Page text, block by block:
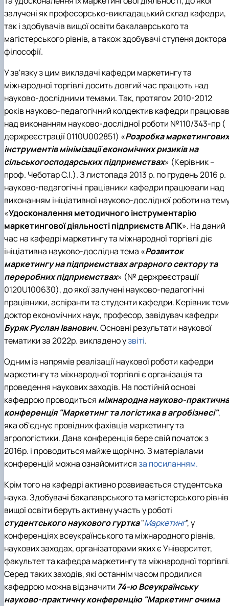
залучені як професорсько-викладацький склад кафедри,
так і здобувачів вищої освіти бакалаврського та
магістерського рівнів, а також здобувачі ступеня доктора
філософії.
У зв'язку з цим викладачі кафедри маркетингу та
міжнародної торгівлі досить довгий час працють над
науково-дослідними темами. Так, протягом 2010-2012
років науково-педагогічний колдектив кафедри працював
над виконанням науково-дослідної роботи №110/343-пр (
держреєстрації 0110U002851) «Розробка маркетингових
інструментів мінімізації економічних ризиків на
сільськогосподарських підприємствах» (Керівник –
проф. Чеботар С.І.). З листопада 2013 р. по грудень 2016 р.
науково-педагогічні працівники кафедри працювали над
виконанням ініціативної науково-дослідної роботи на
«Удосконалення методичного інструментарію
маркетингової діяльності підприємств АПК». На даний
час на кафедрі маркетингу та міжнародної торгівлі діє
ініціативна науково-дослідна тема «Розвиток
маркетингу на підприємствах аграрного сектору та
переробних підприємствах» (№держреєстрації
0120U100630), до якої залучені науково-педагогічні
працівники, аспіранти та студенти кафедри. Керівник
доктор економічних наук, професор, завідувач кафедри
Буряк Руслан Іванович.Основні результати наукової
тематики за 2022р. викладено узвіті.
Одним із напрямів реалізації наукової роботи кафедри
маркетингу та міжнародної торгівлі є організація та
проведення наукових заходів. На постійній основі
кафедрою проводиться міжнародна науково-практична
конференція "Маркетинг та логістика в агробізнесі",
яка об'єднує провідних фахівців маркетингу та
агрологістики. Дана конференція бере свій початок з
2016р. і проводиться майже щорічно. З матеріалами
конференцій можна ознайомитисяза посиланням.
Крім того на кафедрі активно розвивається студентська
наука. Здобувачі бакалаврського та магістерського рівнів
вищої освіти беруть активну участь у роботі
студентського наукового гуртка"Маркетинг", у
конференціях всеукраїнського та міжнародного рівнів,
наукових заходах, організаторами яких є Університет,
факультет та кафедра маркетингу та міжнародної
Серед таких заходів, які останнім часом продилися
кафедрою можна відзначити 74-ю Всеукраїнську
науково-практичну конференцію "Маркетинг очима